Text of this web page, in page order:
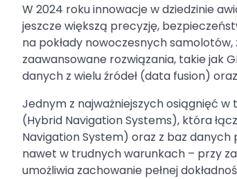
W 2024 roku innowacje w dziedzinie
jeszcze większą precyzję,
na pokłady nowoczesnych
zaawansowane rozwiązania, takie jak
danych z wielu źródeł (data fusion)
Jednym z najważniejszych osiągnięć
(Hybrid Navigation Systems), która
Navigation System) oraz z baz
nawet w trudnych warunkach – przy
umożliwia zachowanie pełnej